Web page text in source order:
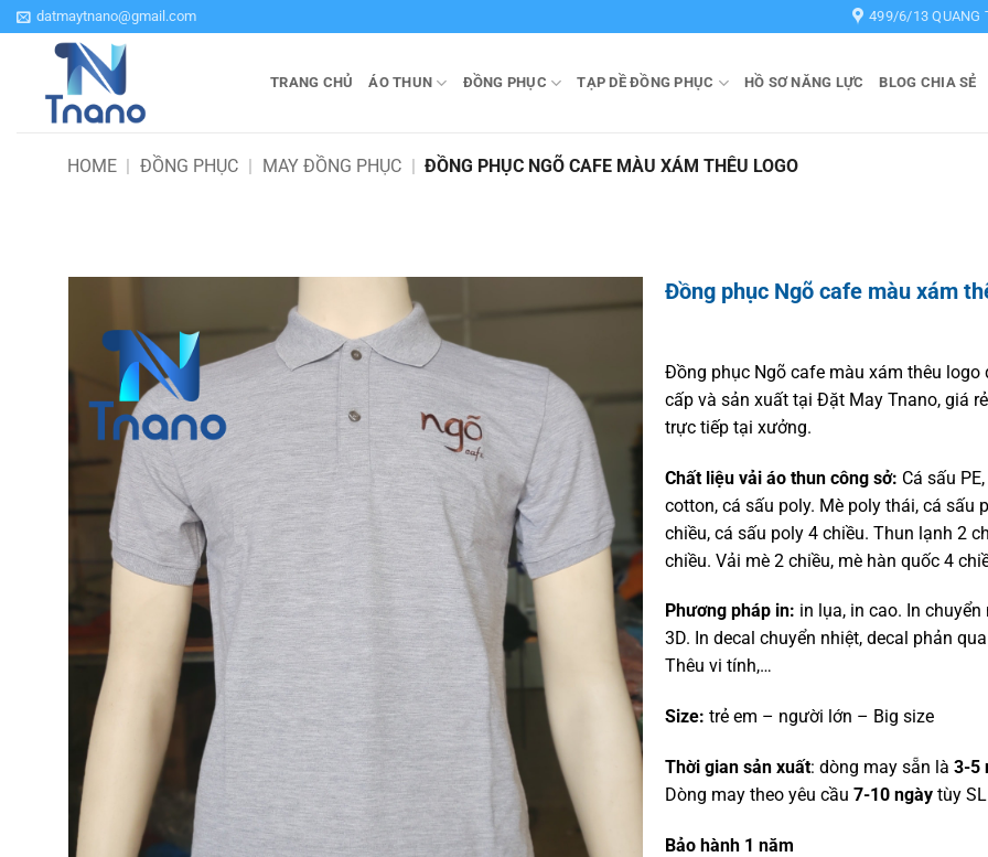
Bỏ
qua
datmaytnano@gmail.com 499/6/13 QUANG
TRANG CHỦ ÁO THUN ĐỒNG PHỤC TẠP DỀ ĐỒNG PHỤC HỒ SƠ NĂNG LỰC BLOG CHIA SẺ
HOME | ĐỒNG PHỤC | MAY ĐỒNG PHỤC | ĐỒNG PHỤC NGÕ CAFE MÀU XÁM THÊU LOGO
Đồng phục Ngõ cafe màu xám
Đồng phục Ngõ cafe màu xám thêu logo
cấp và sản xuất tại Đặt May Tnano, giá
trực tiếp tại xưởng.
Chất liệu vải áo thun công sở: Cá sấu
cotton, cá sấu poly. Mè poly thái, cá sấu
chiều, cá sấu poly 4 chiều. Thun lạnh 2
chiều. Vải mè 2 chiều, mè hàn quốc 4
Phương pháp in: in lụa, in cao. In chuyển
3D. In decal chuyển nhiệt, decal phản
Thêu vi tính,…
Size: trẻ em – người lớn – Big size
Thời gian sản xuất: dòng may sẵn là 3-5
Dòng may theo yêu cầu 7-10 ngàytùy SL
Bảo hành 1 năm